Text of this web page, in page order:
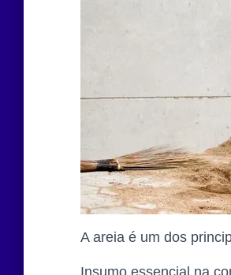
A areia é um dos
Insumo essencial na